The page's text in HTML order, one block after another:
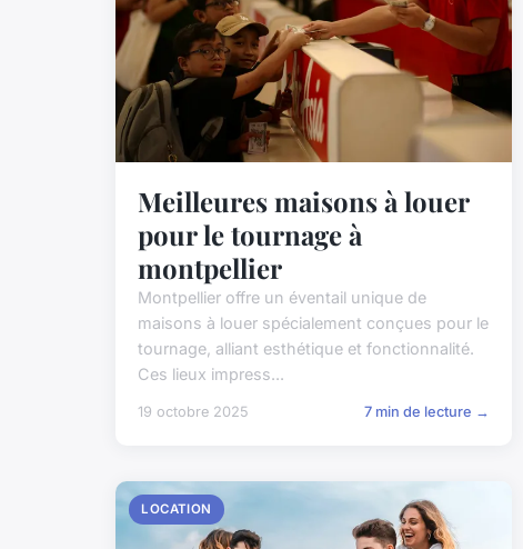
Meilleures maisons à louer
pour le tournage à
montpellier
Montpellier offre un éventail unique de
maisons à louer spécialement conçues pour le
tournage, alliant esthétique et fonctionnalité.
Ces lieux impress...
19 octobre 2025 7 min de lecture →
LOCATION